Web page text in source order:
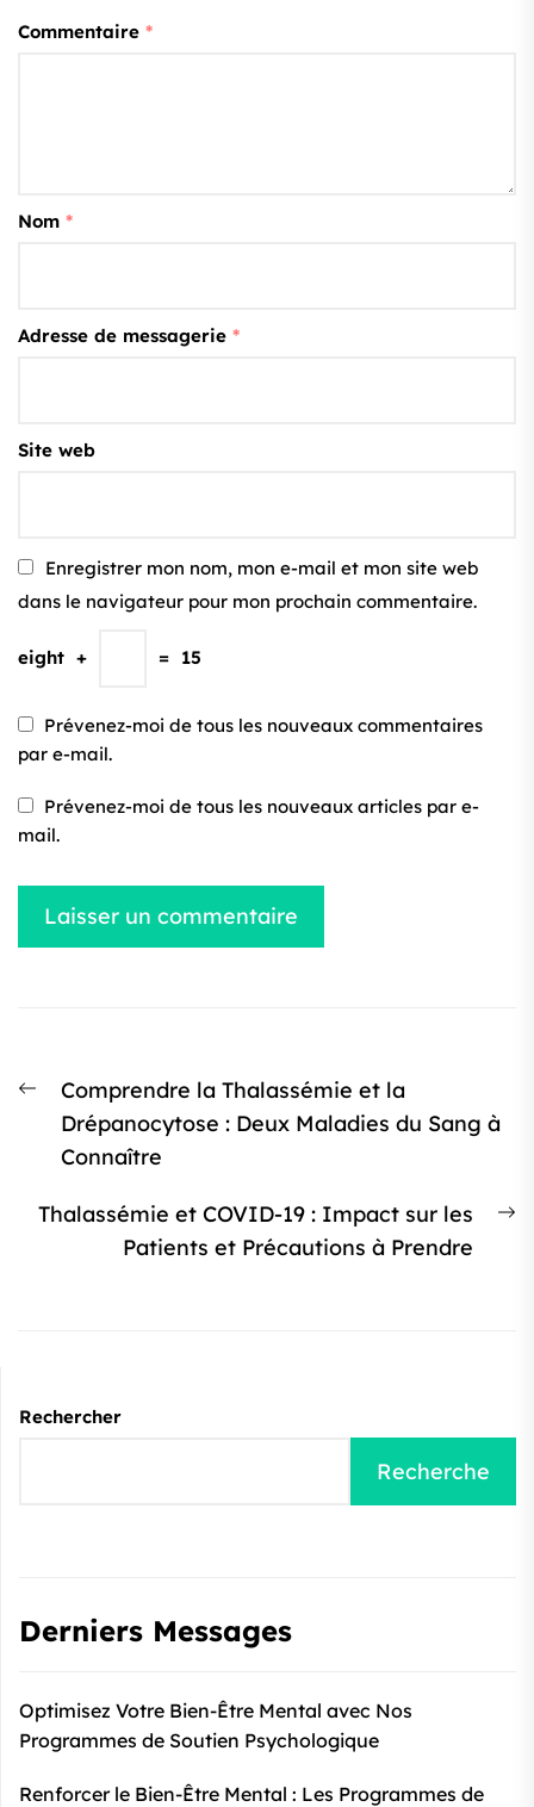
Commentaire *
Nom *
Adresse de messagerie *
Site web
Enregistrer mon nom, mon e-mail et mon site web
dans le navigateur pour mon prochain commentaire.
eight + = 15
Prévenez-moi de tous les nouveaux commentaires
par e-mail.
Prévenez-moi de tous les nouveaux articles par e-
mail.
de
l’article
Article
précédent
Comprendre la Thalassémie et la
Drépanocytose : Deux Maladies du Sang à
Connaître
Thalassémie et COVID-19 : Impact sur les
Patients et Précautions à Prendre
Rechercher
Recherche
Derniers Messages
Optimisez Votre Bien-Être Mental avec Nos
Programmes de Soutien Psychologique
Renforcer le Bien-Être Mental : Les Programmes de